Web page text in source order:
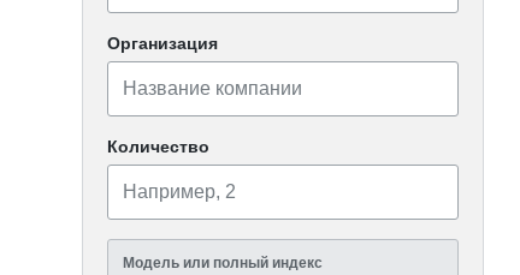
Организация
Количество
Модель или полный индекс